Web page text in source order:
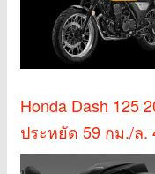
Honda Dash 125
ประหยัด 59 กม./ล.